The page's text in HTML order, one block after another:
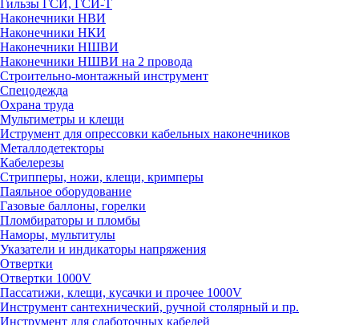
Гильзы ГСИ, ГСИ-Т
Наконечники НВИ
Наконечники НКИ
Наконечники НШВИ
Наконечники НШВИ на 2 провода
Строительно-монтажный инструмент
Спецодежда
Охрана труда
Мультиметры и клещи
Иструмент для опрессовки кабельных наконечников
Металлодетекторы
Кабелерезы
Стрипперы, ножи, клещи, кримперы
Паяльное оборудование
Газовые баллоны, горелки
Пломбираторы и пломбы
Наморы, мультитулы
Указатели и индикаторы напряжения
Отвертки
Отвертки 1000V
Пассатижи, клещи, кусачки и прочее 1000V
Инструмент сантехнический, ручной столярный и пр.
Инструмент для слаботочных кабелей